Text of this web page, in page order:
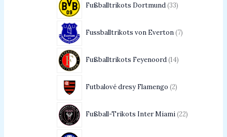
Fußballtrikots Dortmund 33
Fussballtrikots von Everton 7
Fußballtrikots Feyenoord 14
Futbalové dresy Flamengo 2
Fußball-Trikots Inter Miami 22